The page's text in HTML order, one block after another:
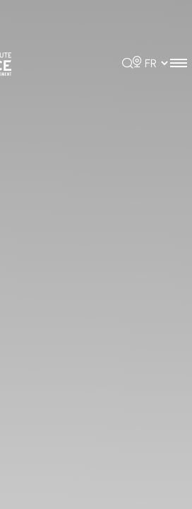
Rechercher
Choisir la